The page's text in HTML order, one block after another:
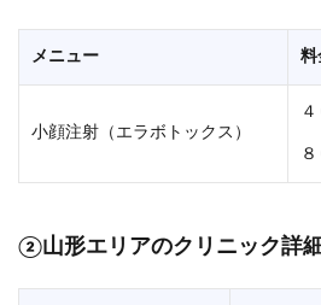
メニュー 料
小顔注射（エラボトックス）
②山形エリアのクリニック詳細